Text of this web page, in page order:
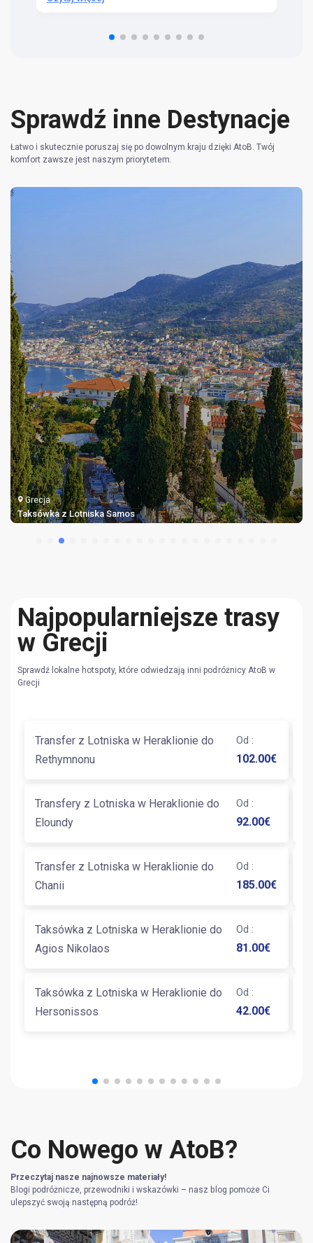
Sprawdź inne Destynacje
Łatwo i skutecznie poruszaj się po dowolnym kraju dzięki AtoB. Twój
komfort zawsze jest naszym priorytetem.
Grecja
Taksówka z Lotniska Samos
Najpopularniejsze trasy
w Grecji
Sprawdź lokalne hotspoty, które odwiedzają inni podróżnicy AtoB w
Grecji
Transfer z Lotniska w Heraklionie do
Rethymnonu
Od :
102.00€
Transfery z Lotniska w Heraklionie do
Eloundy
Od :
92.00€
Transfer z Lotniska w Heraklionie do
Chanii
Od :
185.00€
Taksówka z Lotniska w Heraklionie do
Agios Nikolaos
Od :
81.00€
Taksówka z Lotniska w Heraklionie do
Hersonissos
Od :
42.00€
Co Nowego w AtoB?
Przeczytaj nasze najnowsze materiały!
Blogi podróżnicze, przewodniki i wskazówki – nasz blog pomoże Ci
ulepszyć swoją następną podróż!